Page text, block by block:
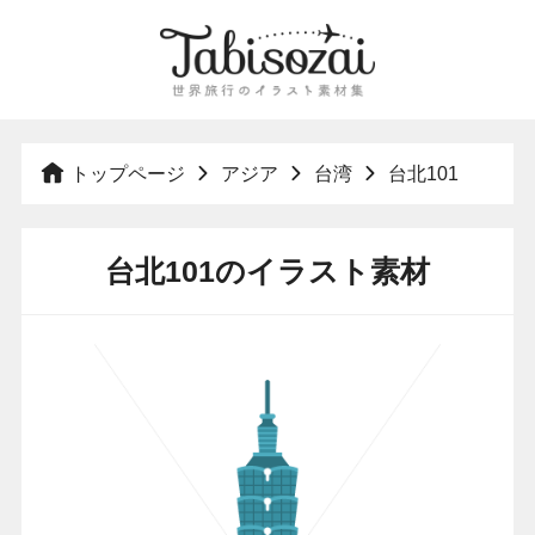
トップページ アジア 台湾 台北101
台北101のイラスト素材